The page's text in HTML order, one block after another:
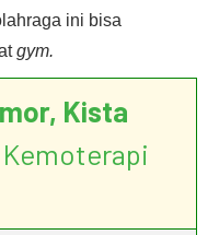
ini bisa
gym.
Kista
Kemoterapi